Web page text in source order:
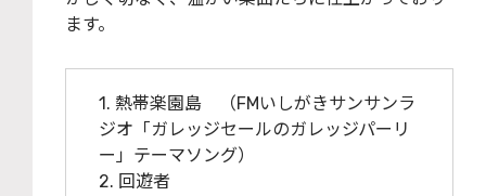
ます。
1. 熱帯楽園島 （FMいしがきサンサンラ
ジオ「ガレッジセールのガレッジパーリ
ー」テーマソング）
2. 回遊者